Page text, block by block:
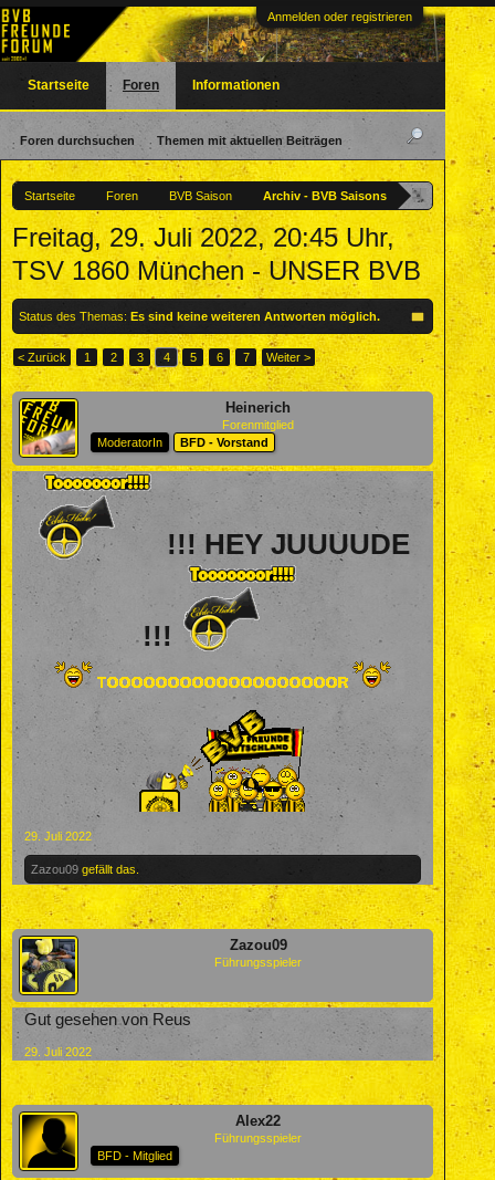
Anmelden oder registrieren
Startseite Foren BVB Saison Archiv - BVB Saisons
Freitag, 29. Juli 2022, 20:45 Uhr,
TSV 1860 München - UNSER BVB
Status des Themas: Es sind keine weiteren Antworten möglich.
< Zurück 1 2 3 4 5 6 7 Weiter >
Heinerich
Forenmitglied
ModeratorIn
BFD - Vorstand
!!! HEY JUUUUDE
!!!
29. Juli 2022
Zazou09 gefällt das.
Zazou09
Führungsspieler
Gut gesehen von Reus
29. Juli 2022
Alex22
Führungsspieler
BFD - Mitglied
Startseite Foren
Foren durchsuchen Themen mit aktuellen Beiträgen
Informationen